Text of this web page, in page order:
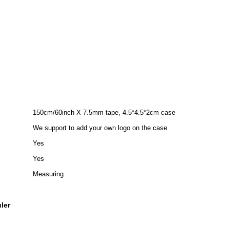
150cm/60inch X 7.5mm tape, 4.5*4.5*2cm case
We support to add your own logo on the case
Yes
Yes
Measuring